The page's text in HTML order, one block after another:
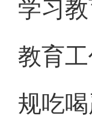
学习
教育
规吃